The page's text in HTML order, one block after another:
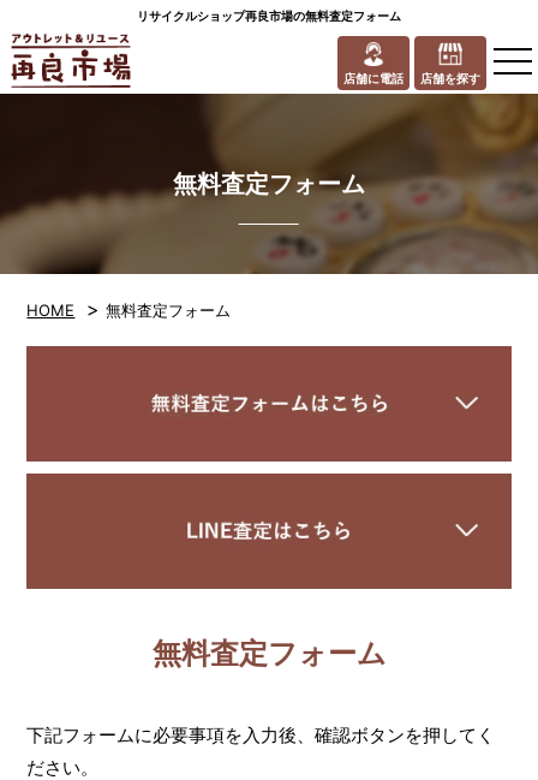
リサイクルショップ再良市場の無料査定フォーム
店舗に電話 店舗を探す
無料査定フォーム
HOME >無料査定フォーム
無料査定フォーム
下記フォームに必要事項を入力後、確認ボタンを押してく
ださい。